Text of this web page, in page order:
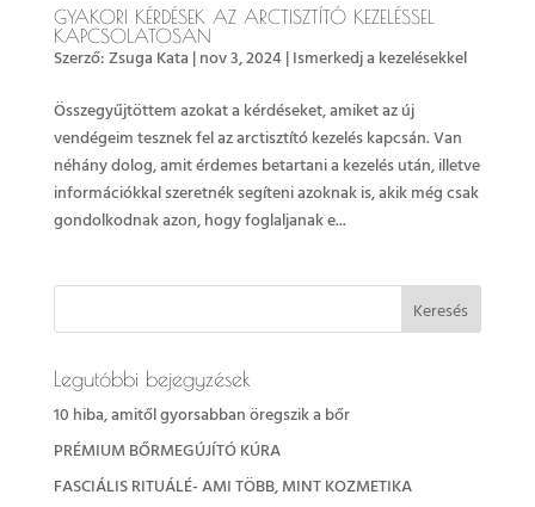
GYAKORI KÉRDÉSEK AZ ARCTISZTÍTÓ KEZELÉSSEL
KAPCSOLATOSAN
Szerző:Zsuga Kata |nov 3, 2024|Ismerkedj a kezelésekkel
Összegyűjtöttem azokat a kérdéseket, amiket az új
vendégeim tesznek fel az arctisztító kezelés kapcsán. Van
néhány dolog, amit érdemes betartani a kezelés után, illetve
információkkal szeretnék segíteni azoknak is, akik még csak
gondolkodnak azon, hogy foglaljanak e...
Legutóbbi bejegyzések
10 hiba, amitől gyorsabban öregszik a bőr
PRÉMIUM BŐRMEGÚJÍTÓ KÚRA
FASCIÁLIS RITUÁLÉ- AMI TÖBB, MINT KOZMETIKA